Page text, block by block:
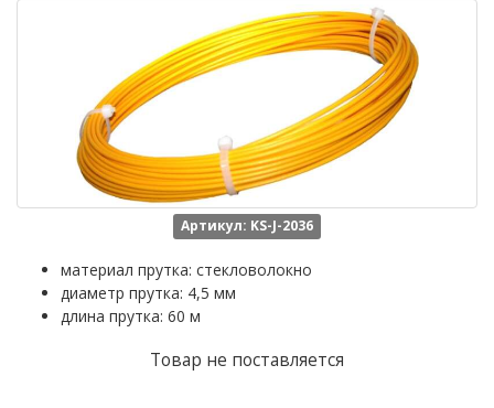
Артикул: KS-J-2036
материал прутка: стекловолокно
диаметр прутка: 4,5 мм
длина прутка: 60 м
Товар не поставляется